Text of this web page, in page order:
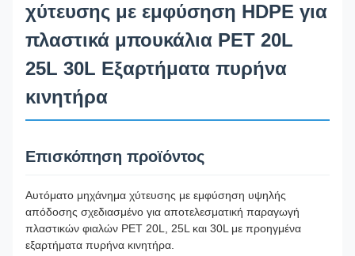
χύτευσης με εμφύσηση HDPE για
πλαστικά μπουκάλια PET 20L
25L 30L Εξαρτήματα πυρήνα
κινητήρα
Επισκόπηση προϊόντος
Αυτόματο μηχάνημα χύτευσης με εμφύσηση υψηλής
απόδοσης σχεδιασμένο για αποτελεσματική παραγωγή
πλαστικών φιαλών PET 20L, 25L και 30L με προηγμένα
εξαρτήματα πυρήνα κινητήρα.